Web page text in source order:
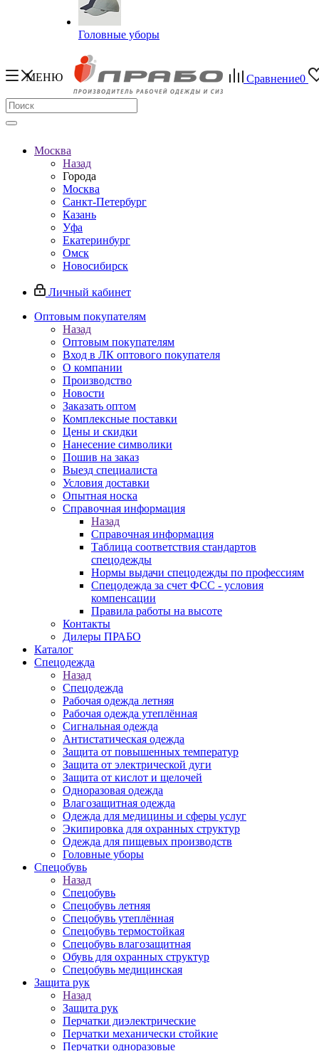
Головные уборы
МЕНЮ Сравнение0
Москва
Назад
Города
Москва
Санкт-Петербург
Казань
Уфа
Екатеринбург
Омск
Новосибирск
Личный кабинет
Оптовым покупателям
Назад
Оптовым покупателям
Вход в ЛК оптового покупателя
О компании
Производство
Новости
Заказать оптом
Комплексные поставки
Цены и скидки
Нанесение символики
Пошив на заказ
Выезд специалиста
Условия доставки
Опытная носка
Справочная информация
Назад
Справочная информация
Таблица соответствия стандартов
спецодежды
Нормы выдачи спецодежды по профессиям
Спецодежда за счет ФСС - условия
компенсации
Правила работы на высоте
Контакты
Дилеры ПРАБО
Каталог
Спецодежда
Назад
Спецодежда
Рабочая одежда летняя
Рабочая одежда утеплённая
Сигнальная одежда
Антистатическая одежда
Защита от повышенных температур
Защита от электрической дуги
Защита от кислот и щелочей
Одноразовая одежда
Влагозащитная одежда
Одежда для медицины и сферы услуг
Экипировка для охранных структур
Одежда для пищевых производств
Головные уборы
Спецобувь
Назад
Спецобувь
Спецобувь летняя
Спецобувь утеплённая
Спецобувь термостойкая
Спецобувь влагозащитная
Обувь для охранных структур
Спецобувь медицинская
Защита рук
Назад
Защита рук
Перчатки диэлектрические
Перчатки механически стойкие
Перчатки одноразовые